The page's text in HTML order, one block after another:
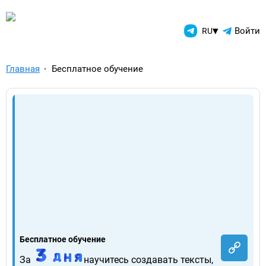
TelegramAds.com — RU▾ Войти
Главная Бесплатное обучение
Бесплатное обучение
За научитесь создавать тексты,